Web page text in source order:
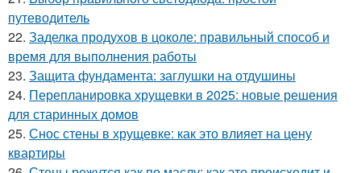
путеводитель
22. Заделка продухов в цоколе: правильный способ и
время для выполнения работы
23. Защита фундамента: заглушки на отдушины
24. Перепланировка хрущевки в 2025: новые решения
для старинных домов
25. Снос стены в хрущевке: как это влияет на цену
квартиры